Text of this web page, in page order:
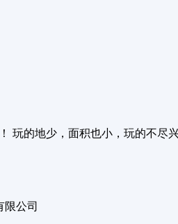
的地少，面积也小，玩的不尽
公司